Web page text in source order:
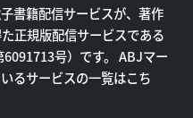
書籍配信サービスが、著作
正規版配信サービスである
号）です。 ABJマー
るサービスの一覧はこち